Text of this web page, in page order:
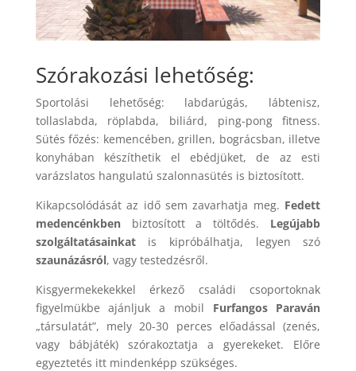
Szórakozási lehetőség:
Sportolási lehetőség: labdarúgás, lábtenisz,
tollaslabda, röplabda, biliárd, ping-pong fitness.
Sütés főzés: kemencében, grillen, bográcsban, illetve
konyhában készíthetik el ebédjüket, de az esti
varázslatos hangulatú szalonnasütés is biztosított.
Kikapcsolódását az idő sem zavarhatja meg. Fedett
medencénkbenbiztosított a töltődés. Legújabb
szolgáltatásainkatis kipróbálhatja, legyen szó
szaunázásról, vagy testedzésről.
Kisgyermekekekkel érkező családi csoportoknak
figyelmükbe ajánljuk a mobil Furfangos Paraván
„társulatát”, mely 20-30 perces előadással (zenés,
vagy bábjáték) szórakoztatja a gyerekeket. Előre
egyeztetés itt mindenképp szükséges.